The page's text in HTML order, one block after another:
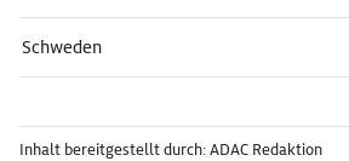
Schweden
Inhalt bereitgestellt durch: ADAC Redaktion